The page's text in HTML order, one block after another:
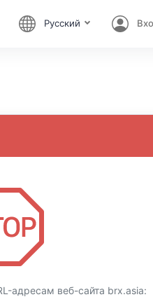
Русский
адресам веб-сайта brx.asia: